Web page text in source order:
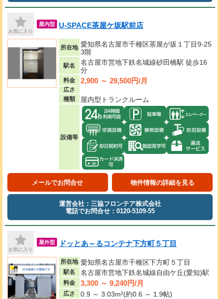
お気に入り
屋内型 U-SPACE茶屋ケ坂駅前店
所在地 愛知県名古屋市千種区茶屋が坂１丁目9-25
3階
駅名
名古屋市営地下鉄名城線砂田橋駅 徒歩16
分
料金 2,900 ～ 29,500円/月
広さ
種類
屋内型トランクルーム
設備等
メールでお問合せ 物件情報の詳細を見る
運営会社：三協フロンテア株式会社
電話でお問合せ：0120-5109-55
お気に入り
屋外型 ドッとあ～るコンテナ下方町５丁目
所在地 愛知県名古屋市千種区下方町５丁目
駅名 名古屋市営地下鉄名城線自由ケ丘(愛知)駅
料金 3,300 ～ 9,240円/月
広さ 0.9 ～ 3.03m²(約0.6 ～ 1.9帖)